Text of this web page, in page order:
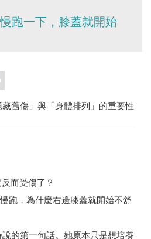
跑一下，膝蓋就開始
舊傷」與「身體排列」的重要性
而受傷了？
跑，為什麼右邊膝蓋就開始不舒
的第一句話。她原本只是想培養